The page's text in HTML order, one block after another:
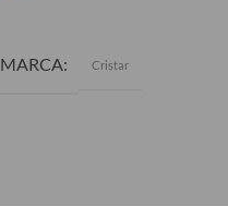
MARCA Cristar